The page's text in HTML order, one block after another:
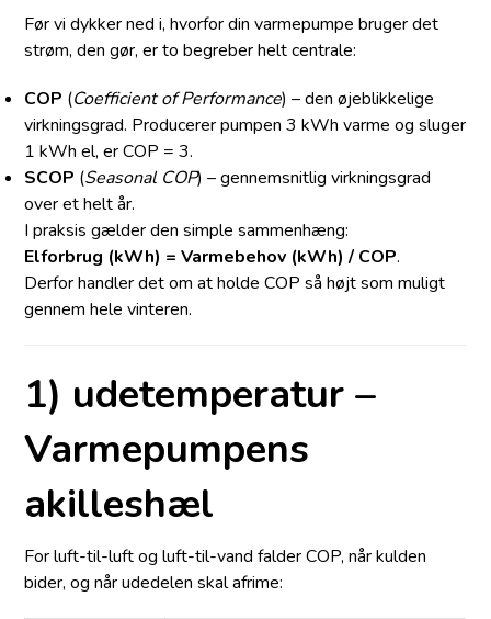
Før vi dykker ned i, hvorfor din varmepumpe bruger det
strøm, den gør, er to begreber helt centrale:
COP (Coefficient of Performance) – den øjeblikkelige
virkningsgrad. Producerer pumpen 3 kWh varme og sluger
1 kWh el, er COP = 3.
SCOP (Seasonal COP) – gennemsnitlig virkningsgrad
over et helt år.
I praksis gælder den simple sammenhæng:
Elforbrug (kWh) = Varmebehov (kWh) / COP.
Derfor handler det om at holde COP så højt som muligt
gennem hele vinteren.
1) udetemperatur –
Varmepumpens
akilleshæl
For luft-til-luft og luft-til-vand falder COP, når kulden
bider, og når ude­del­en skal afrime: